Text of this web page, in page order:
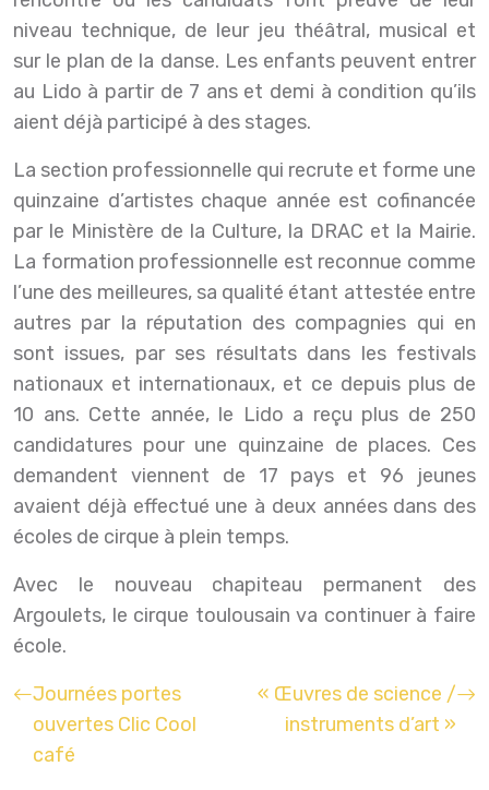
niveau technique, de leur jeu théâtral, musical et
sur le plan de la danse. Les enfants peuvent entrer
au Lido à partir de 7 ans et demi à condition qu’ils
aient déjà participé à des stages.
La section professionnelle qui recrute et forme une
quinzaine d’artistes chaque année est cofinancée
par le Ministère de la Culture, la DRAC et la Mairie.
La formation professionnelle est reconnue comme
l’une des meilleures, sa qualité étant attestée entre
autres par la réputation des compagnies qui en
sont issues, par ses résultats dans les festivals
nationaux et internationaux, et ce depuis plus de
10 ans. Cette année, le Lido a reçu plus de 250
candidatures pour une quinzaine de places. Ces
demandent viennent de 17 pays et 96 jeunes
avaient déjà effectué une à deux années dans des
écoles de cirque à plein temps.
Avec le nouveau chapiteau permanent des
Argoulets, le cirque toulousain va continuer à faire
école.
Journées portes
ouvertes Clic Cool
café
« Œuvres de science /
instruments d’art »